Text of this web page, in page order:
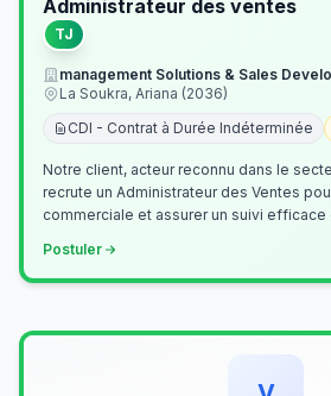
Administrateur des ventes
TJ
management Solutions & Sales
La Soukra, Ariana (2036)
CDI - Contrat à Durée Indéterminée
Notre client, acteur reconnu dans le
recrute un Administrateur des Ventes
commerciale et assurer un suivi
Postuler